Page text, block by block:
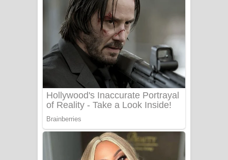
පද පෙළ
Tharu Yaye Dilena Song Lyrics - තරු
යායේ දිලෙනා ගීතයේ පද පෙළ
Ow Man Sosa Song Lyrics - ඔව් මං
සෝසා ගීතයේ පද පෙළ
Heavy Weight Song Lyrics
Aye Lanweela Song Lyrics - ආයේ